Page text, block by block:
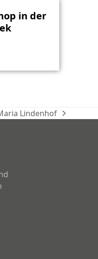
in der
Lindenhof